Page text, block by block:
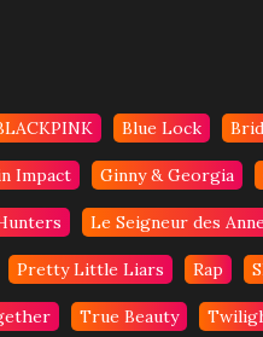
Blue Lock
Impact Ginny & Georgia
Le Seigneur des
Pretty Little Liars Rap
True Beauty